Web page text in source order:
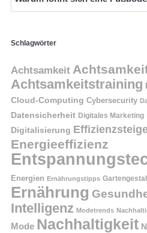
Schlagwörter
Achtsamkeit
Achtsamkeitstraining
Cloud-Computing Cybersecurity
Datensicherheit Digitales Marketing
Digitalisierung
Energieeffizienz
Energien Ernährungstipps
Ernährung
Intelligenz Modetrends
Mode Nachhaltigkeit